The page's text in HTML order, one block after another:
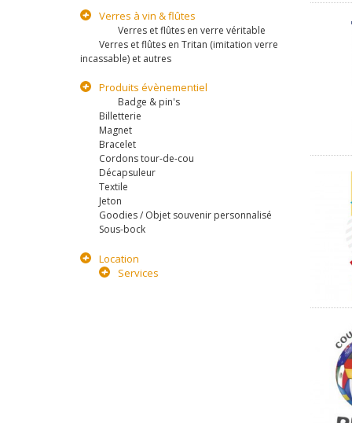
Verres à vin & flûtes
Verres et flûtes en verre véritable
Verres et flûtes en Tritan (imitation verre
incassable) et autres
Produits évènementiel
Badge & pin's
Billetterie
Magnet
Bracelet
Cordons tour-de-cou
Décapsuleur
Textile
Jeton
Goodies / Objet souvenir personnalisé
Sous-bock
Location
Services